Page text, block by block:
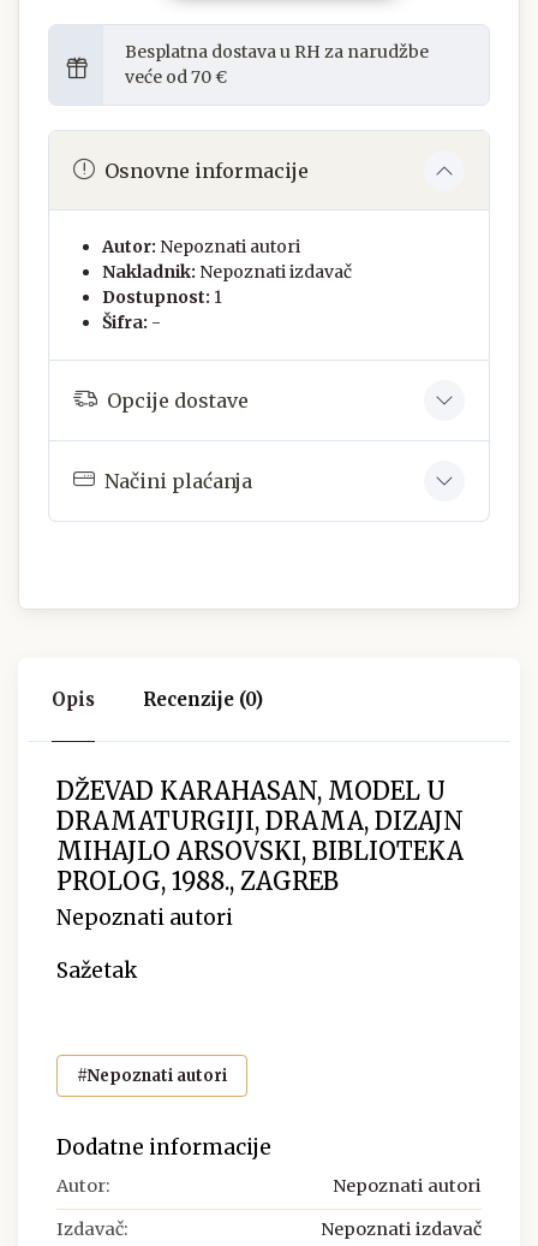
Besplatna dostava u RH za narudžbe
veće od 70 €
Osnovne informacije
Autor: Nepoznati autori
Nakladnik: Nepoznati izdavač
Dostupnost: 1
Šifra: -
Opcije dostave
Načini plaćanja
Opis Recenzije (0)
DŽEVAD KARAHASAN, MODEL U
DRAMATURGIJI, DRAMA, DIZAJN
MIHAJLO ARSOVSKI, BIBLIOTEKA
PROLOG, 1988., ZAGREB
Nepoznati autori
Sažetak
#Nepoznati autori
Dodatne informacije
Autor: Nepoznati autori
Izdavač: Nepoznati izdavač